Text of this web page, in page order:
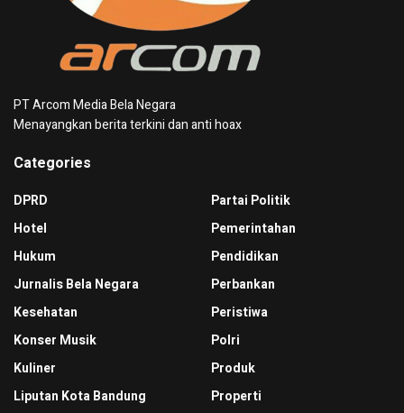
PT Arcom Media Bela Negara
Menayangkan berita terkini dan anti hoax
Categories
DPRD
Hotel
Hukum
Jurnalis Bela Negara
Kesehatan
Konser Musik
Kuliner
Liputan Kota Bandung
Partai Politik
Pemerintahan
Pendidikan
Perbankan
Peristiwa
Polri
Produk
Properti